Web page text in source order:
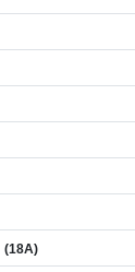
(18A)